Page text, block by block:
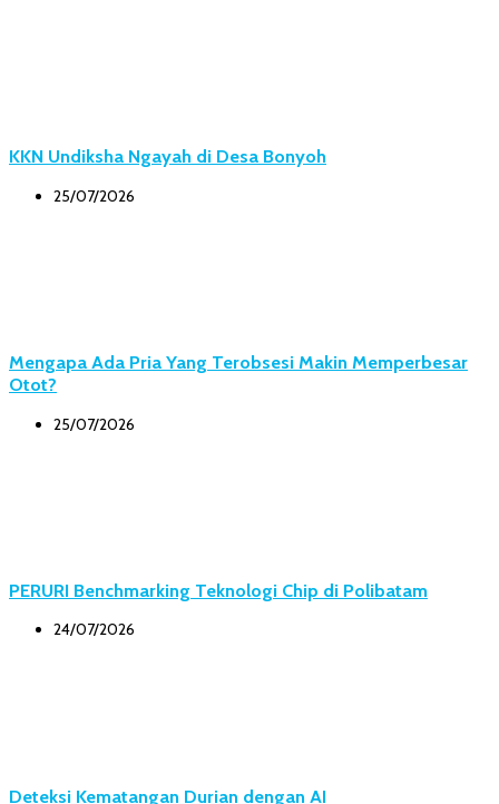
KKN Undiksha Ngayah di Desa Bonyoh
25/07/2026
Mengapa Ada Pria Yang Terobsesi Makin Memperbesar
Otot?
25/07/2026
PERURI Benchmarking Teknologi Chip di Polibatam
24/07/2026
Deteksi Kematangan Durian dengan AI